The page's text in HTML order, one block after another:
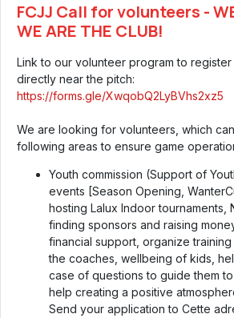
FCJJ Call for volunteers -
WE ARE THE CLUB!
Link to our volunteer program to
directly near the pitch:
https://forms.gle/XwqobQ2LyBVhs2xz5
We are looking for volunteers, which
following areas to ensure game
Youth commission (Support of
events [Season Opening,
hosting Lalux Indoor tournaments,
finding sponsors and raising
financial support, organize
the coaches, wellbeing of kids,
case of questions to guide them
help creating a positive
Send your application to Cette